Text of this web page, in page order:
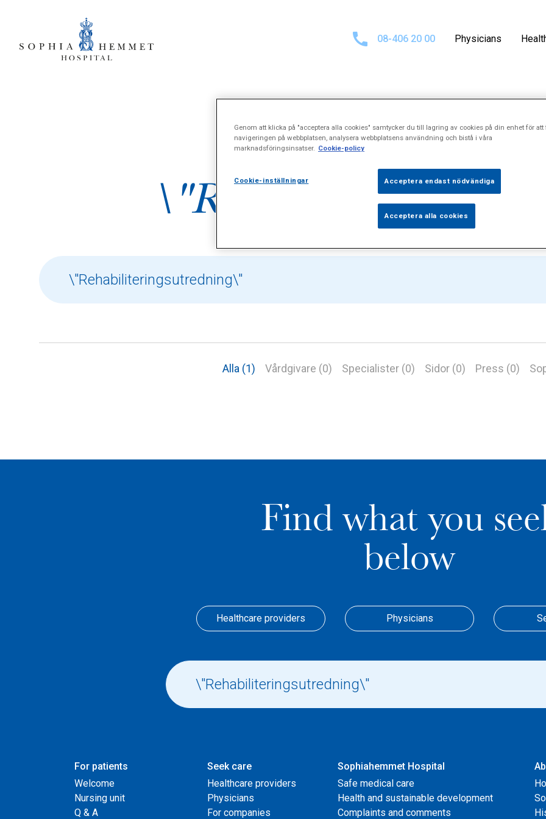
08-406 20 00 Physicians
Search results
Alla (1) Vårdgivare (0) Specialister (0) Sidor (0) Press (0)
Find what you
below
Healthcare providers Physicians
For patients
Welcome
Nursing unit
Q & A
Seek care
Healthcare providers
Physicians
For companies
Sophiahemmet Hospital
Safe medical care
Health and sustainable development
Complaints and comments
Genom att klicka på "acceptera alla cookies" samtycker du till lagring av cookies på din enhet för att
navigeringen på webbplatsen, analysera webbplatsens användning och bistå i våra
marknadsföringsinsatser. Cookie-policy
Cookie-inställningar Acceptera endast nödvändiga
Acceptera alla cookies